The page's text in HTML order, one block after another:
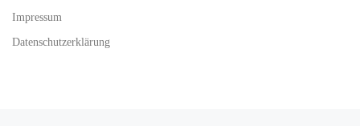
Impressum
Datenschutzerklärung